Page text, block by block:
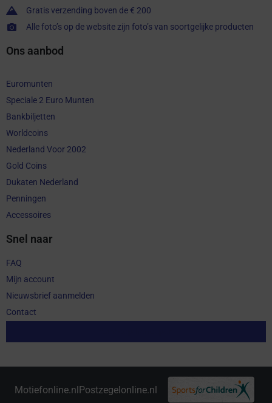
Gratis verzending boven de € 200
Alle foto’s op de website zijn foto’s van soortgelijke producten
Ons aanbod
Euromunten
Speciale 2 Euro Munten
Bankbiljetten
Worldcoins
Nederland Voor 2002
Gold Coins
Dukaten Nederland
Penningen
Accessoires
Snel naar
FAQ
Mijn account
Nieuwsbrief aanmelden
Contact
Motiefonline.nl Postzegelonline.nl